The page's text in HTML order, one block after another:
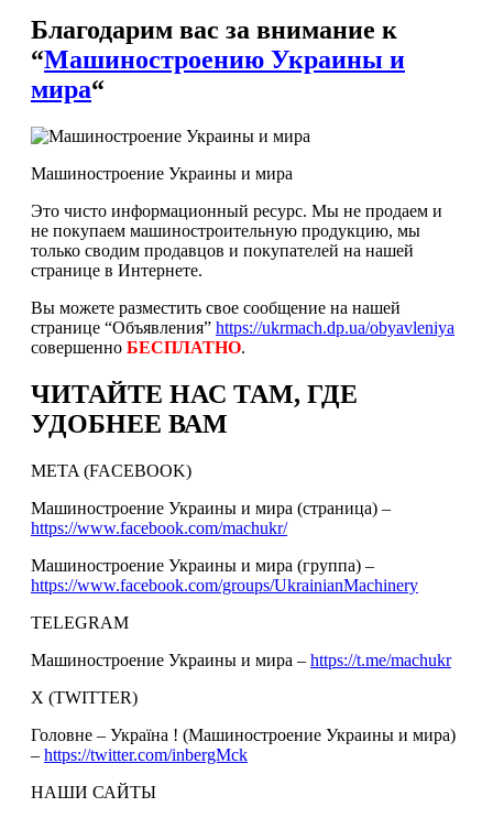
Благодарим вас за внимание к
“Машиностроению Украины и
мира“
Машиностроение Украины и мира
Это чисто информационный ресурс. Мы не продаем и
не покупаем машиностроительную продукцию, мы
только сводим продавцов и покупателей на нашей
странице в Интернете.
Вы можете разместить свое сообщение на нашей
странице “Объявления” https://ukrmach.dp.ua/obyavleniya
совершенно БЕСПЛАТНО.
ЧИТАЙТЕ НАС ТАМ, ГДЕ
УДОБНЕЕ ВАМ
META (FACEBOOK)
Машиностроение Украины и мира (страница) –
https://www.facebook.com/machukr/
Машиностроение Украины и мира (группа) –
https://www.facebook.com/groups/UkrainianMachinery
TELEGRAM
Машиностроение Украины и мира – https://t.me/machukr
Х (TWITTER)
Головне – Україна ! (Машиностроение Украины и мира)
– https://twitter.com/inbergMck
НАШИ САЙТЫ